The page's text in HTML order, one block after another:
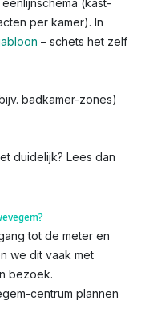
(kast-
per kamer). In
– schets het zelf
badkamer-zones)
duidelijk? Lees dan
tot de meter en
we dit vaak met
bezoek.
centrum plannen